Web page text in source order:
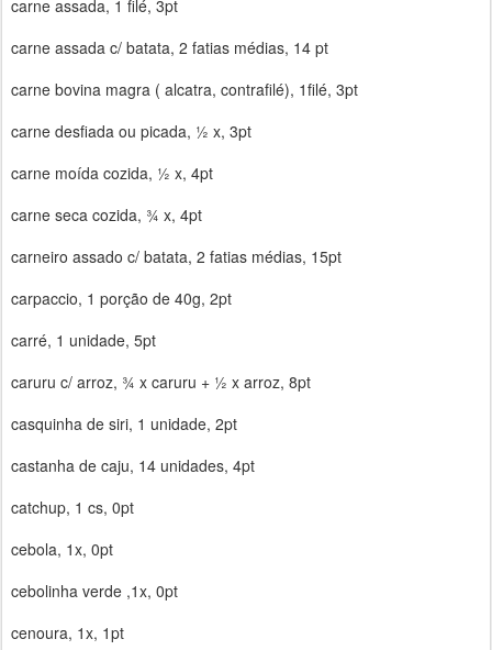
carne assada, 1 filé, 3pt
carne assada c/ batata, 2 fatias médias, 14 pt
carne bovina magra ( alcatra, contrafilé), 1filé, 3pt
carne desfiada ou picada, ½ x, 3pt
carne moída cozida, ½ x, 4pt
carne seca cozida, ¾ x, 4pt
carneiro assado c/ batata, 2 fatias médias, 15pt
carpaccio, 1 porção de 40g, 2pt
carré, 1 unidade, 5pt
caruru c/ arroz, ¾ x caruru + ½ x arroz, 8pt
casquinha de siri, 1 unidade, 2pt
castanha de caju, 14 unidades, 4pt
catchup, 1 cs, 0pt
cebola, 1x, 0pt
cebolinha verde ,1x, 0pt
cenoura, 1x, 1pt